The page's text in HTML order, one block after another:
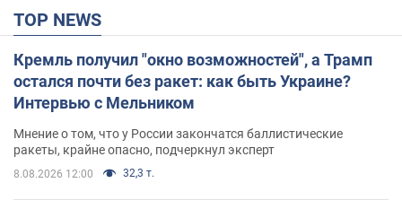
TOP NEWS
Кремль получил "окно возможностей", а Трамп
остался почти без ракет: как быть Украине?
Интервью с Мельником
Мнение о том, что у России закончатся баллистические
ракеты, крайне опасно, подчеркнул эксперт
8.08.2026 12:00 32,3 т.